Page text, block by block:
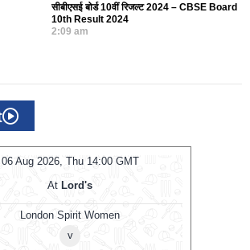
सीबीएसई बोर्ड 10वीं रिजल्ट 2024 – CBSE Board
10th Result 2024
2:09 am
06 Aug 2026, Thu 14:00 GMT
At Lord's
London Spirit Women
v